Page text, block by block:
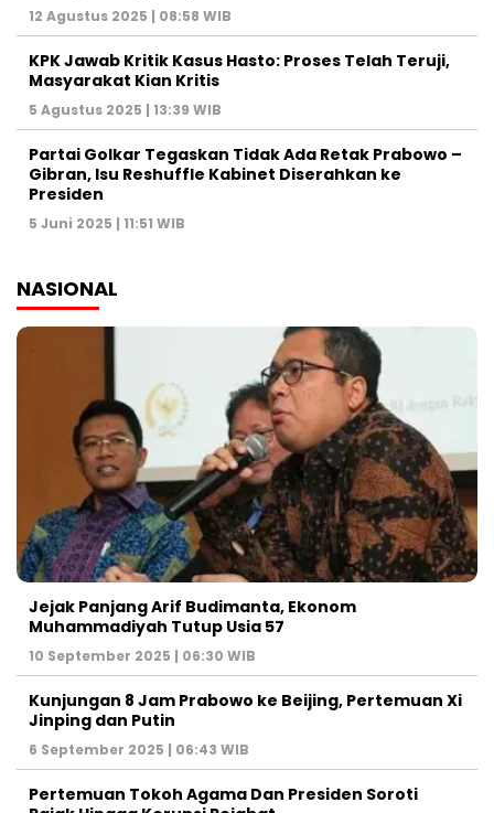
12 Agustus 2025 | 08:58 WIB
KPK Jawab Kritik Kasus Hasto: Proses Telah Teruji,
Masyarakat Kian Kritis
5 Agustus 2025 | 13:39 WIB
Partai Golkar Tegaskan Tidak Ada Retak Prabowo –
Gibran, Isu Reshuffle Kabinet Diserahkan ke
Presiden
5 Juni 2025 | 11:51 WIB
NASIONAL
Jejak Panjang Arif Budimanta, Ekonom
Muhammadiyah Tutup Usia 57
10 September 2025 | 06:30 WIB
Kunjungan 8 Jam Prabowo ke Beijing, Pertemuan Xi
Jinping dan Putin
6 September 2025 | 06:43 WIB
Pertemuan Tokoh Agama Dan Presiden Soroti